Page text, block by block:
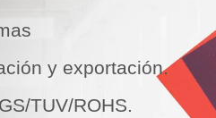
y exportación.
TUV/ROHS.